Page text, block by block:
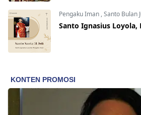
Pengaku Iman ,Santo Bulan
Santo Ignasius Loyola,